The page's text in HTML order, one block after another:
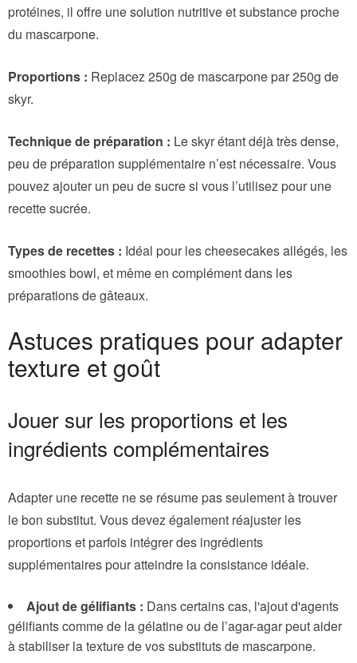
protéines, il offre une solution nutritive et substance proche
du mascarpone.
Proportions : Replacez 250g de mascarpone par 250g de
skyr.
Technique de préparation : Le skyr étant déjà très dense,
peu de préparation supplémentaire n’est nécessaire. Vous
pouvez ajouter un peu de sucre si vous l’utilisez pour une
recette sucrée.
Types de recettes : Idéal pour les cheesecakes allégés, les
smoothies bowl, et même en complément dans les
préparations de gâteaux.
Astuces pratiques pour adapter
texture et goût
Jouer sur les proportions et les
ingrédients complémentaires
Adapter une recette ne se résume pas seulement à trouver
le bon substitut. Vous devez également réajuster les
proportions et parfois intégrer des ingrédients
supplémentaires pour atteindre la consistance idéale.
Ajout de gélifiants : Dans certains cas, l'ajout d'agents
gélifiants comme de la gélatine ou de l’agar-agar peut aider
à stabiliser la texture de vos substituts de mascarpone.